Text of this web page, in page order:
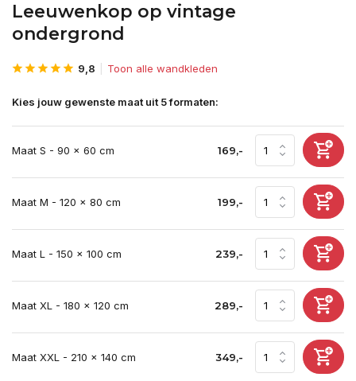
Leeuwenkop op vintage
ondergrond
9,8 Toon alle wandkleden
Kies jouw gewenste maat uit 5 formaten:
Maat S - 90 x 60 cm 169,-
Maat M - 120 x 80 cm 199,-
Maat L - 150 x 100 cm 239,-
Maat XL - 180 x 120 cm 289,-
Maat XXL - 210 x 140 cm 349,-